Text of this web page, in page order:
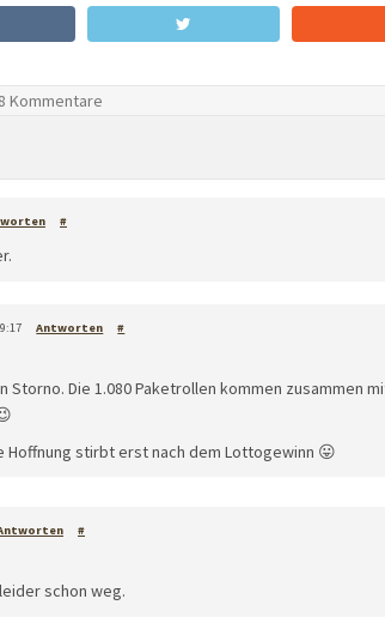
8 Kommentare
#
Antworten #
Storno. Die 1.080 Paketrollen kommen zusammen
Hoffnung stirbt erst nach dem Lottogewinn 😛
#
schon weg.